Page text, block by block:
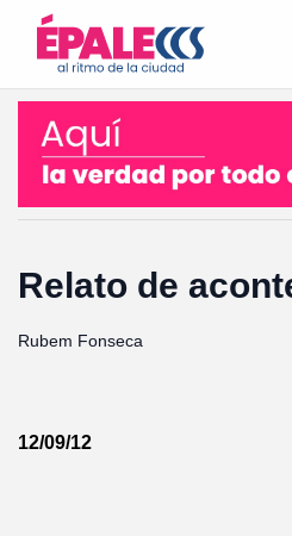
Relato de
Rubem Fonseca
12/09/12